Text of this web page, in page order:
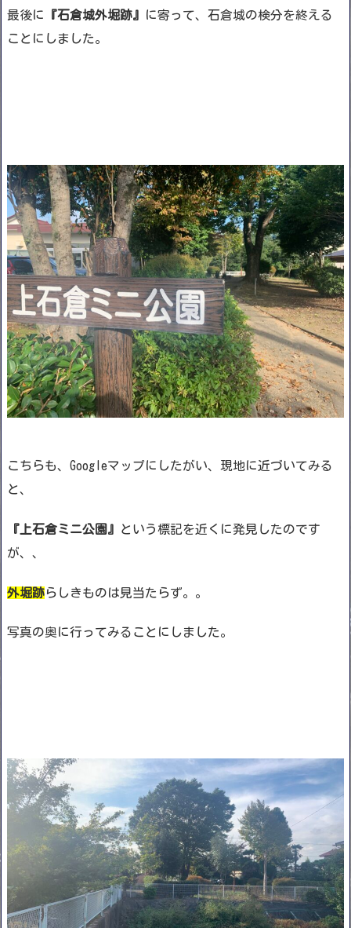
最後に 『石倉城外堀跡』
に寄って、石倉城の検分を終える
ことにしました。
こちらも、Googleマップにしたがい、現地に近づいてみる
と、
『上石倉ミニ公園』
という標記を近くに発見したのです
が、、
外堀跡らしきものは見当たらず。。
写真の奥に行ってみることにしました。